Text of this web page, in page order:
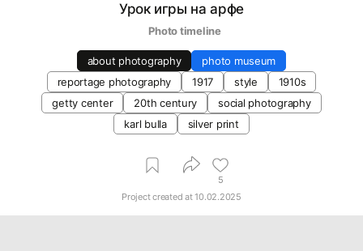
Урок игры на арфе
   Photo timeline
about photography
photo museum
reportage photography
1917 style
1910s
getty center
20th century
social photography
karl bulla
silver print
5
Project created at10.02.2025